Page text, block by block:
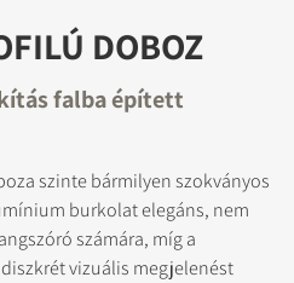
DOBOZ
falba épített
szinte bármilyen szokványos
burkolat elegáns, nem
számára, míg a
vizuális megjelenést